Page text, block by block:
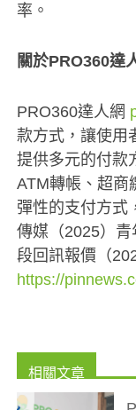
率。
關於PRO360達
PRO360達人網
款方式，讓使用
提供多元的付款
ATM轉帳、超商
彈性的支付方式
傳媒 （2025） 青
段回訊報價 （
https://